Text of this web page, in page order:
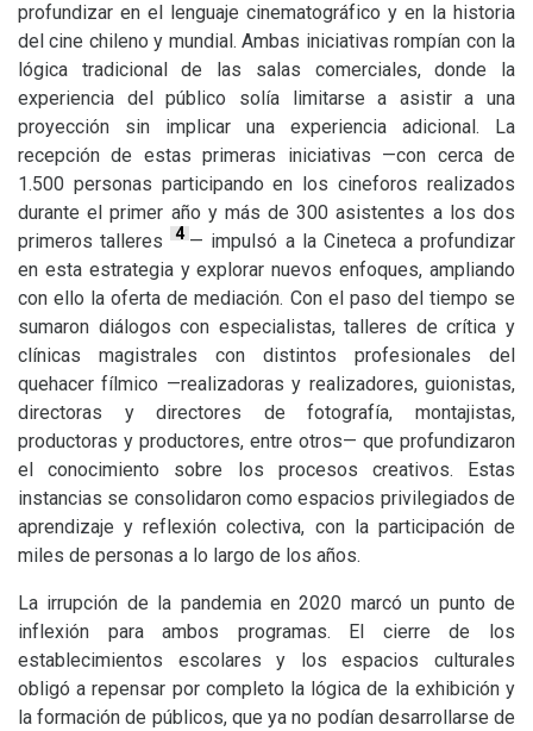
profundizar en el lenguaje cinematográfico y en la historia
del cine chileno y mundial. Ambas iniciativas rompían con la
lógica tradicional de las salas comerciales, donde la
experiencia del público solía limitarse a asistir a una
proyección sin implicar una experiencia adicional. La
recepción de estas primeras iniciativas —con cerca de
1.500 personas participando en los cineforos realizados
durante el primer año y más de 300 asistentes a los dos
primeros talleres 4 — impulsó a la Cineteca a profundizar
en esta estrategia y explorar nuevos enfoques, ampliando
con ello la oferta de mediación. Con el paso del tiempo se
sumaron diálogos con especialistas, talleres de crítica y
clínicas magistrales con distintos profesionales del
quehacer fílmico —realizadoras y realizadores, guionistas,
directoras y directores de fotografía, montajistas,
productoras y productores, entre otros— que profundizaron
el conocimiento sobre los procesos creativos. Estas
instancias se consolidaron como espacios privilegiados de
aprendizaje y reflexión colectiva, con la participación de
miles de personas a lo largo de los años.
La irrupción de la pandemia en 2020 marcó un punto de
inflexión para ambos programas. El cierre de los
establecimientos escolares y los espacios culturales
obligó a repensar por completo la lógica de la exhibición y
la formación de públicos, que ya no podían desarrollarse de